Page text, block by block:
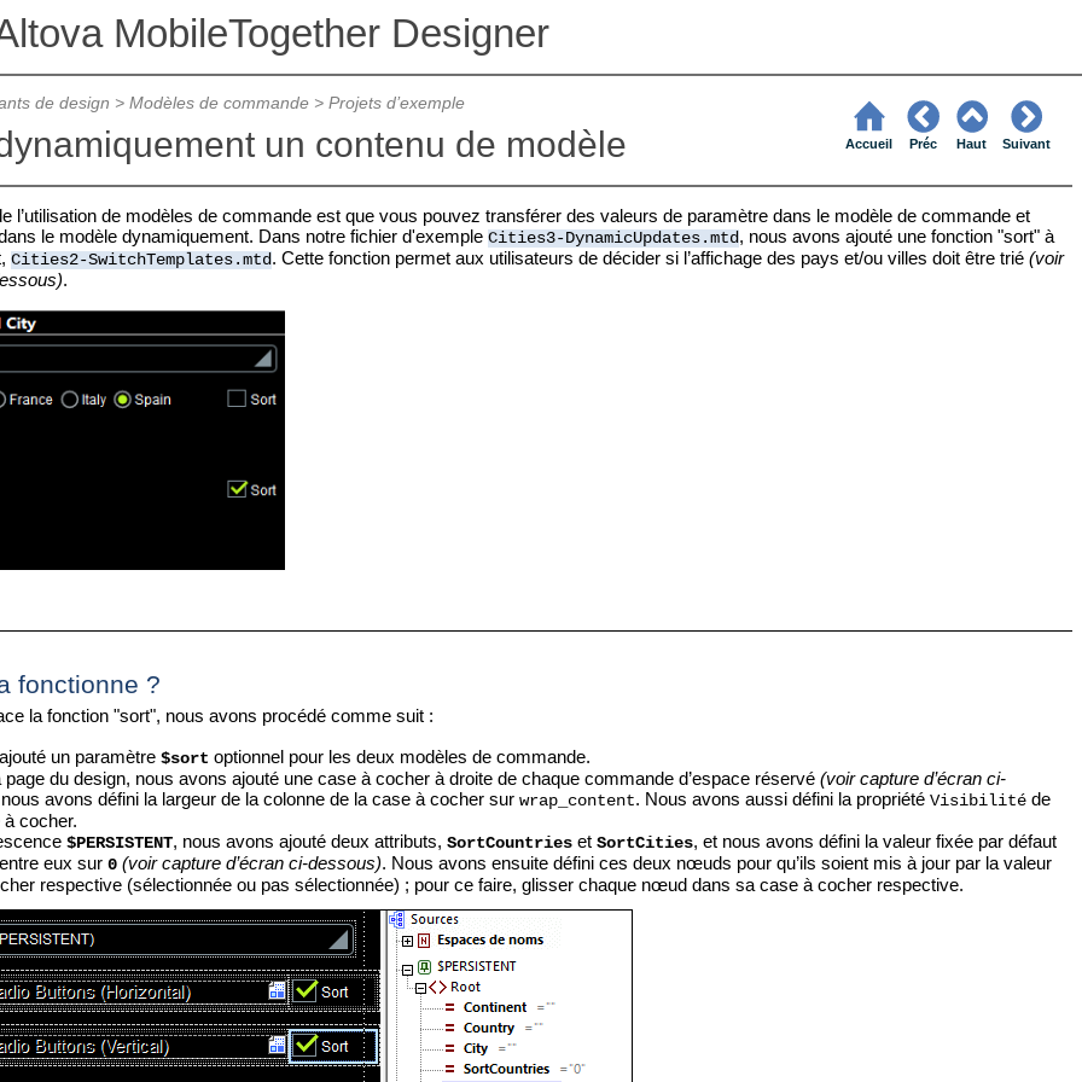
MobileTogether Designer
de design > Modèles de commande> Projets d’exemple
un contenu de modèle Accueil Préc Haut Suivant
l’utilisation de modèles de commande est que vous pouvez transférer des valeurs de paramètre dans le modèle de commande et
le modèle dynamiquement. Dans notre fichier d'exemple Cities3-DynamicUpdates.mtd, nous avons ajouté une fonction "sort" à
Cities2-SwitchTemplates.mtd. Cette fonction permet aux utilisateurs de décider si l’affichage des pays et/ou villes doit être trié (voir
.
fonctionne ?
la fonction "sort", nous avons procédé comme suit :
un paramètre $sort optionnel pour les deux modèles de commande.
page du design, nous avons ajouté une case à cocher à droite de chaque commande d’espace réservé (voir capture d’écran ci-
avons défini la largeur de la colonne de la case à cocher sur wrap_content. Nous avons aussi défini la propriété Visibilitéde
cocher.
$PERSISTENT, nous avons ajouté deux attributs, SortCountrieset SortCities, et nous avons défini la valeur fixée par défaut
eux sur 0 (voir capture d’écran ci-dessous). Nous avons ensuite défini ces deux nœuds pour qu’ils soient mis à jour par la valeur
respective (sélectionnée ou pas sélectionnée) ; pour ce faire, glisser chaque nœud dans sa case à cocher respective.